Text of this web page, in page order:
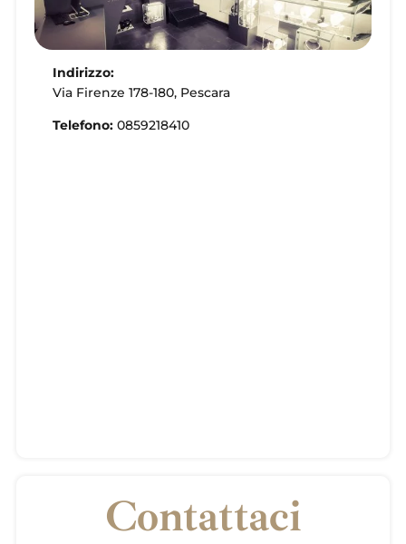
Indirizzo:
Via Firenze 178-180, Pescara
Telefono: 0859218410
Contattaci